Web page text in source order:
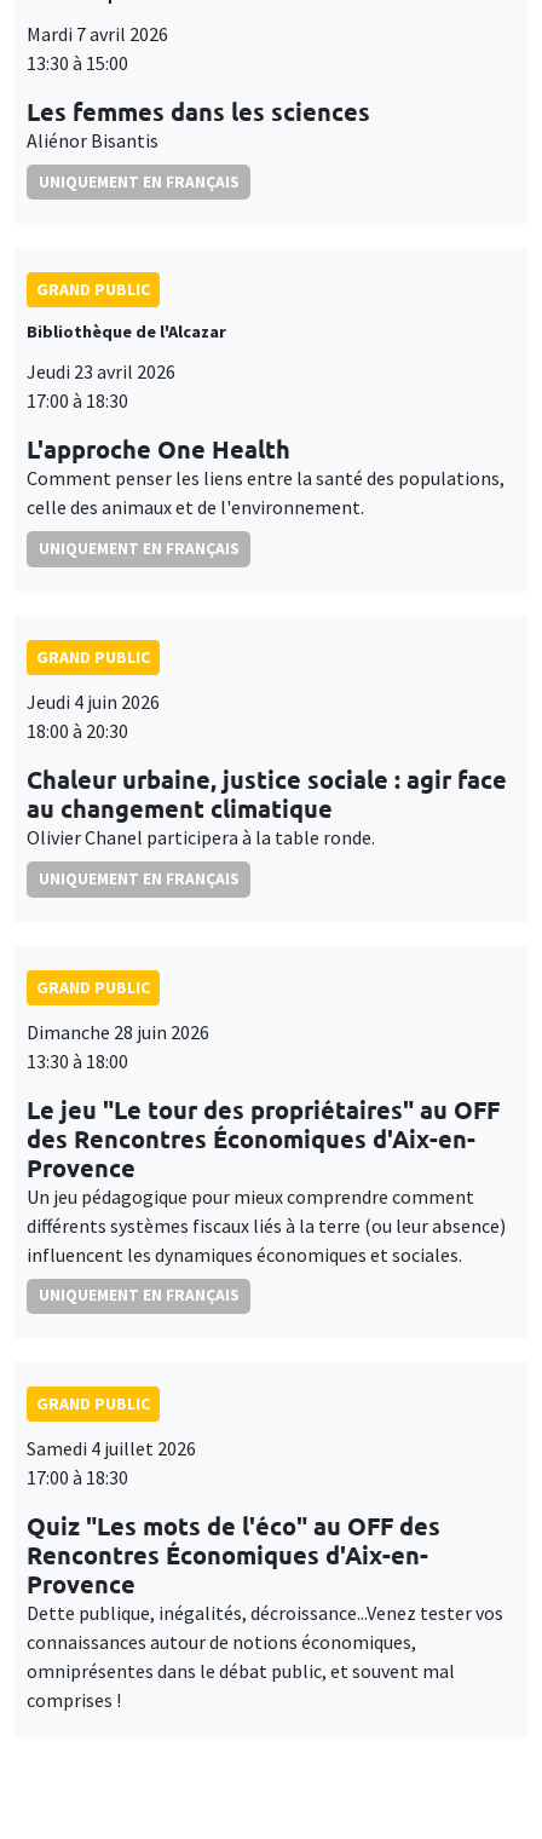
Mardi 7 avril 2026
13:30 à 15:00
Les femmes dans les sciences
Aliénor Bisantis
UNIQUEMENT EN FRANÇAIS
GRAND PUBLIC
Bibliothèque de l'Alcazar
Jeudi 23 avril 2026
17:00 à 18:30
L'approche One Health
Comment penser les liens entre la santé des populations,
celle des animaux et de l'environnement.
UNIQUEMENT EN FRANÇAIS
GRAND PUBLIC
Jeudi 4 juin 2026
18:00 à 20:30
Chaleur urbaine, justice sociale : agir face
au changement climatique
Olivier Chanel participera à la table ronde.
UNIQUEMENT EN FRANÇAIS
GRAND PUBLIC
Dimanche 28 juin 2026
13:30 à 18:00
Le jeu "Le tour des propriétaires" au OFF
des Rencontres Économiques d'Aix-en-
Provence
Un jeu pédagogique pour mieux comprendre comment
différents systèmes fiscaux liés à la terre (ou leur absence)
influencent les dynamiques économiques et sociales.
UNIQUEMENT EN FRANÇAIS
GRAND PUBLIC
Samedi 4 juillet 2026
17:00 à 18:30
Quiz "Les mots de l'éco" au OFF des
Rencontres Économiques d'Aix-en-
Provence
Dette publique, inégalités, décroissance...Venez tester vos
connaissances autour de notions économiques,
omniprésentes dans le débat public, et souvent mal
comprises !